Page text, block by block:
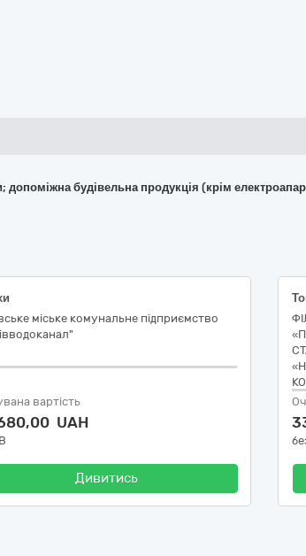
допоміжна будівельна продукція (крім
міське комунальне підприємство
вартість
UAH
Дивитись